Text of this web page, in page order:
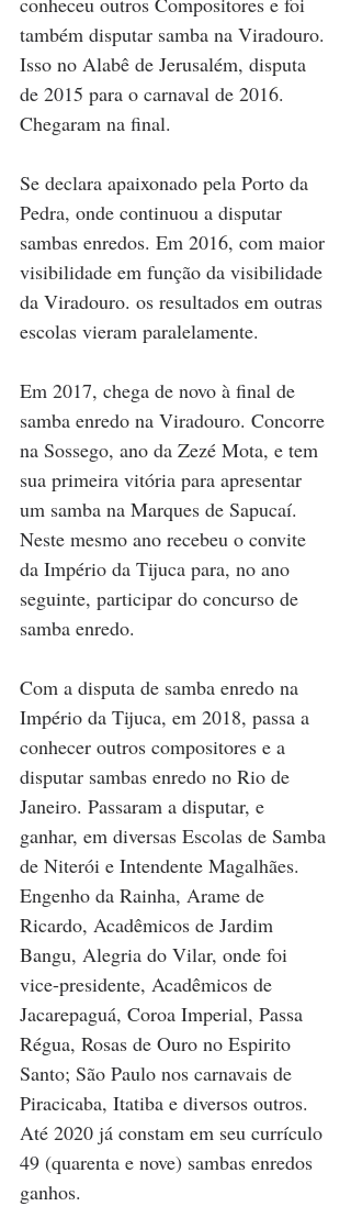
também disputar samba na Viradouro.
Isso no Alabê de Jerusalém, disputa
de 2015 para o carnaval de 2016.
Chegaram na final.
Se declara apaixonado pela Porto da
Pedra, onde continuou a disputar
sambas enredos. Em 2016, com maior
visibilidade em função da visibilidade
da Viradouro. os resultados em outras
escolas vieram paralelamente.
Em 2017, chega de novo à final de
samba enredo na Viradouro. Concorre
na Sossego, ano da Zezé Mota, e tem
sua primeira vitória para apresentar
um samba na Marques de Sapucaí.
Neste mesmo ano recebeu o convite
da Império da Tijuca para, no ano
seguinte, participar do concurso de
samba enredo.
Com a disputa de samba enredo na
Império da Tijuca, em 2018, passa a
conhecer outros compositores e a
disputar sambas enredo no Rio de
Janeiro. Passaram a disputar, e
ganhar, em diversas Escolas de Samba
de Niterói e Intendente Magalhães.
Engenho da Rainha, Arame de
Ricardo, Acadêmicos de Jardim
Bangu, Alegria do Vilar, onde foi
vice-presidente, Acadêmicos de
Jacarepaguá, Coroa Imperial, Passa
Régua, Rosas de Ouro no Espirito
Santo; São Paulo nos carnavais de
Piracicaba, Itatiba e diversos outros.
Até 2020 já constam em seu currículo
49 (quarenta e nove) sambas enredos
ganhos.